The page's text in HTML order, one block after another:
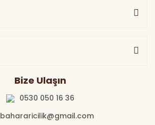
Bize Ulaşın
0530 050 16 36
bahararicilik@gmail.com